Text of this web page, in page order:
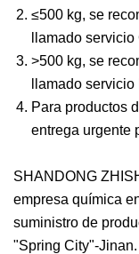
≤500 kg, se
llamado servicio
>500 kg, se
llamado
Para productos
entrega urgente
SHANDONG
empresa química
suministro de
"Spring City"-